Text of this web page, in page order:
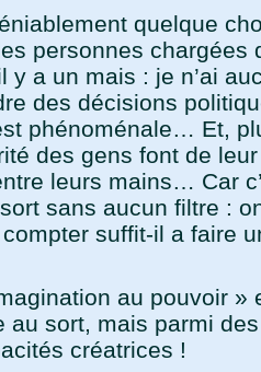
quelque
personnes chargées
a un mais : je n’ai
des décisions
phénoménale… Et,
des gens font de
leurs mains… Car
sans aucun filtre :
suffit-il a faire
au pouvoir
au sort, mais parmi
créatrices !